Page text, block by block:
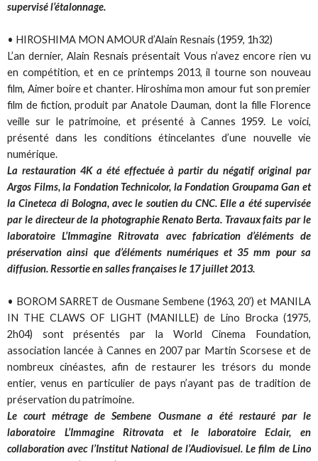
supervisé l’étalonnage.
• HIROSHIMA MON AMOUR d’Alain Resnais (1959, 1h32)
L’an dernier, Alain Resnais présentait Vous n’avez encore rien vu
en compétition, et en ce printemps 2013, il tourne son nouveau
film, Aimer boire et chanter. Hiroshima mon amour fut son premier
film de fiction, produit par Anatole Dauman, dont la fille Florence
veille sur le patrimoine, et présenté à Cannes 1959. Le voici,
présenté dans les conditions étincelantes d’une nouvelle vie
numérique.
La restauration 4K a été effectuée à partir du négatif original par
Argos Films, la Fondation Technicolor, la Fondation Groupama Gan et
la Cineteca di Bologna, avec le soutien du CNC. Elle a été supervisée
par le directeur de la photographie Renato Berta. Travaux faits par le
laboratoire L’Immagine Ritrovata avec fabrication d’éléments de
préservation ainsi que d’éléments numériques et 35 mm pour sa
diffusion. Ressortie en salles françaises le 17 juillet 2013.
• BOROM SARRET de Ousmane Sembene (1963, 20’) et MANILA
IN THE CLAWS OF LIGHT (MANILLE) de Lino Brocka (1975,
2h04) sont présentés par la World Cinema Foundation,
association lancée à Cannes en 2007 par Martin Scorsese et de
nombreux cinéastes, afin de restaurer les trésors du monde
entier, venus en particulier de pays n’ayant pas de tradition de
préservation du patrimoine.
Le court métrage de Sembene Ousmane a été restauré par le
laboratoire L’Immagine Ritrovata et le laboratoire Eclair, en
collaboration avec l’Institut National de l’Audiovisuel. Le film de Lino